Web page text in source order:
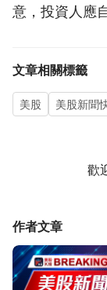
意，投資人應
文章相關標籤
美股 美股新聞
歡
作者文章